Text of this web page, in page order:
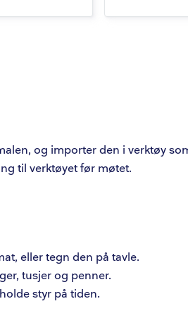
og importer den i verktøy
til verktøyet før møtet.
eller tegn den på tavle.
tusjer og penner.
styr på tiden.